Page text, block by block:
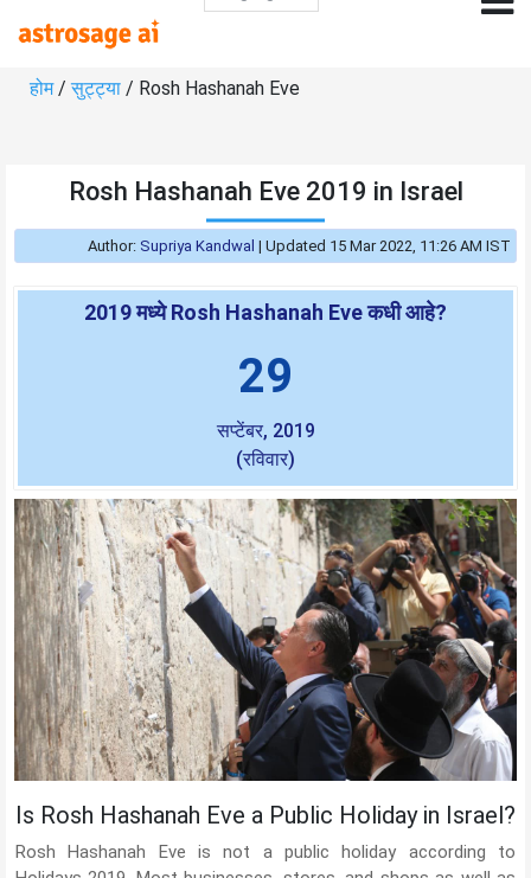
होम /सुट्ट्या / Rosh Hashanah Eve
Rosh Hashanah Eve 2019 in Israel
Author: Supriya Kandwal | Updated 15 Mar 2022, 11:26 AM IST
2019 मध्ये Rosh Hashanah Eve कधी आहे?
29
सप्टेंबर, 2019
(रविवार)
Is Rosh Hashanah Eve a Public Holiday in Israel?
Rosh Hashanah Eve is not a public holiday according to